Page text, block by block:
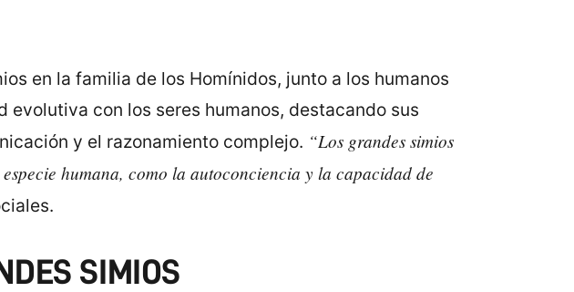
en la familia de los Homínidos, junto a los humanos
con los seres humanos, destacando sus
y el razonamiento complejo. “Los grandes simios
humana, como la autoconciencia y la capacidad de
SIMIOS